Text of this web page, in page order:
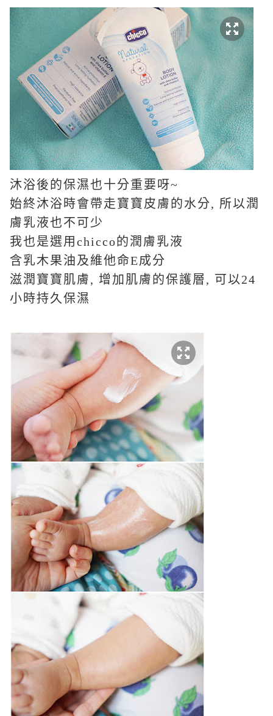
沐浴後的保濕也十分重要呀~
始終沐浴時會帶走寶寶皮膚的水分, 所以潤
膚乳液也不可少
我也是選用 chicco的潤膚乳液
含乳木果油及維他命E成分
滋潤寶寶肌膚, 增加肌膚的保護層 , 可以24
小時持久保濕